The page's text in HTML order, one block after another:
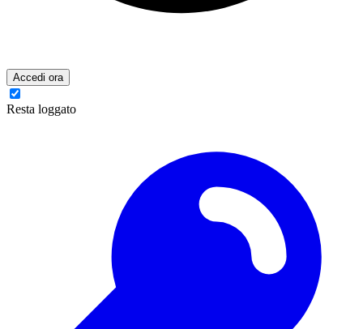
Accedi ora
Resta loggato